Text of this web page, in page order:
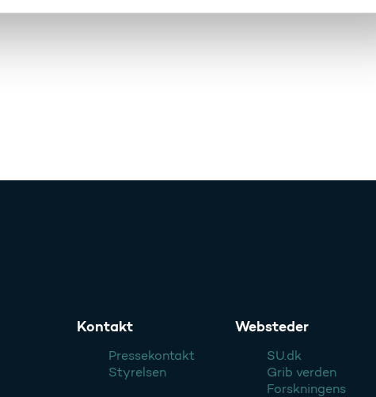
Kontakt
Pressekontakt
Styrelsen
Websteder
SU.dk
Grib verden
Forskningens